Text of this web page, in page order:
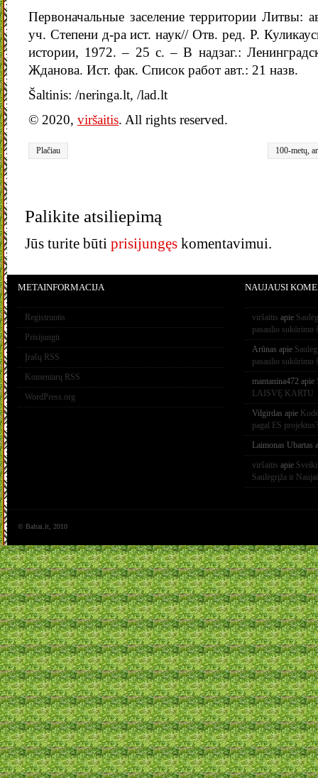
Первоначальные заселение территории Литвы:
уч. Степени д-ра ист. наук// Отв. ред. Р.
истории, 1972. – 25 с. – В надзаг.:
Жданова. Ист. фак. Список работ авт.: 21 назв.
Šaltinis: /neringa.lt, /lad.lt
© 2020, viršaitis. All rights reserved.
Plačiau 100-metų,
Palikite atsiliepimą
Jūs turite būti prisijungęs komentavimui.
METAINFORMACIJA
Registruotis
Prisijungti
Įrašų RSS
Komentarų RSS
WordPress.org
NAUJAUSI
viršaitis apie
pasaulio sukūrimo
Arūnas apie
pasaulio sukūrimo
mantanina472 apie
LAISVĘ KARTU
Vilgirdas apie
pagal ES projektus?
Laimonas Ubartas
viršaitis apie
Saulėgrįža ir
© Baltai.lt, 2010